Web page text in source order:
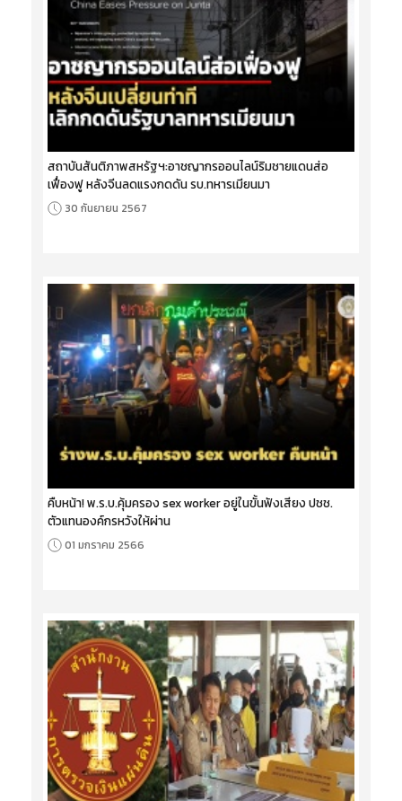
สถาบันสันติภาพสหรัฐฯ:อาชญากรออนไลน์ริมชายแดนส่อ
เฟื่องฟู หลังจีนลดแรงกดดัน รบ.ทหารเมียนมา
30 กันยายน 2567
คืบหน้า! พ.ร.บ.คุ้มครอง sex worker อยู่ในขั้นฟังเสียง ปชช.
ตัวแทนองค์กรหวังให้ผ่าน
01 มกราคม 2566